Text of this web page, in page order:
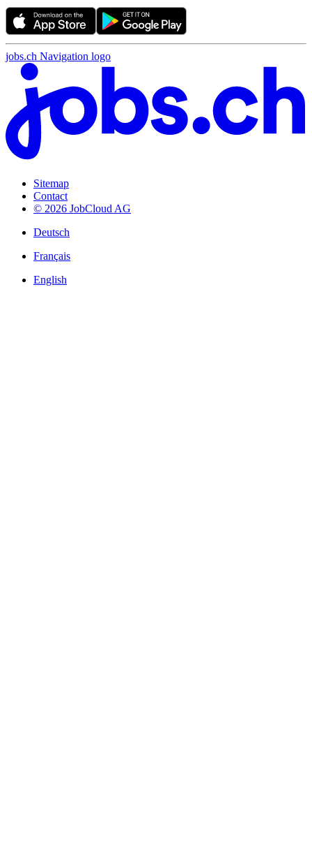
jobs.ch Navigation logo
Sitemap
Contact
© 2026 JobCloud AG
Deutsch
Français
English